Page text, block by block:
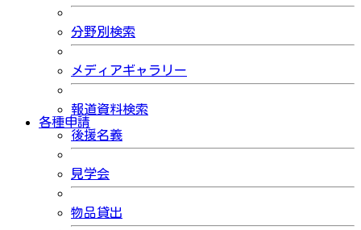
分野別検索
メディアギャラリー
報道資料検索
各種申請
後援名義
見学会
物品貸出